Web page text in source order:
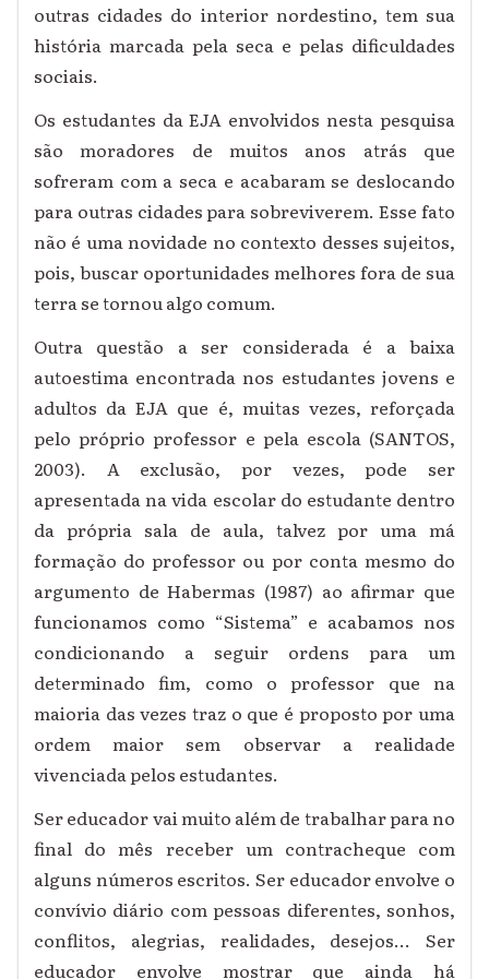
outras cidades do interior nordestino, tem sua
história marcada pela seca e pelas dificuldades
sociais.
Os estudantes da EJA envolvidos nesta pesquisa
são moradores de muitos anos atrás que
sofreram com a seca e acabaram se deslocando
para outras cidades para sobreviverem. Esse fato
não é uma novidade no contexto desses sujeitos,
pois, buscar oportunidades melhores fora de sua
terra se tornou algo comum.
Outra questão a ser considerada é a baixa
autoestima encontrada nos estudantes jovens e
adultos da EJA que é, muitas vezes, reforçada
pelo próprio professor e pela escola (SANTOS,
2003). A exclusão, por vezes, pode ser
apresentada na vida escolar do estudante dentro
da própria sala de aula, talvez por uma má
formação do professor ou por conta mesmo do
argumento de Habermas (1987) ao afirmar que
funcionamos como “Sistema” e acabamos nos
condicionando a seguir ordens para um
determinado fim, como o professor que na
maioria das vezes traz o que é proposto por uma
ordem maior sem observar a realidade
vivenciada pelos estudantes.
Ser educador vai muito além de trabalhar para no
final do mês receber um contracheque com
alguns números escritos. Ser educador envolve o
convívio diário com pessoas diferentes, sonhos,
conflitos, alegrias, realidades, desejos... Ser
educador envolve mostrar que ainda há